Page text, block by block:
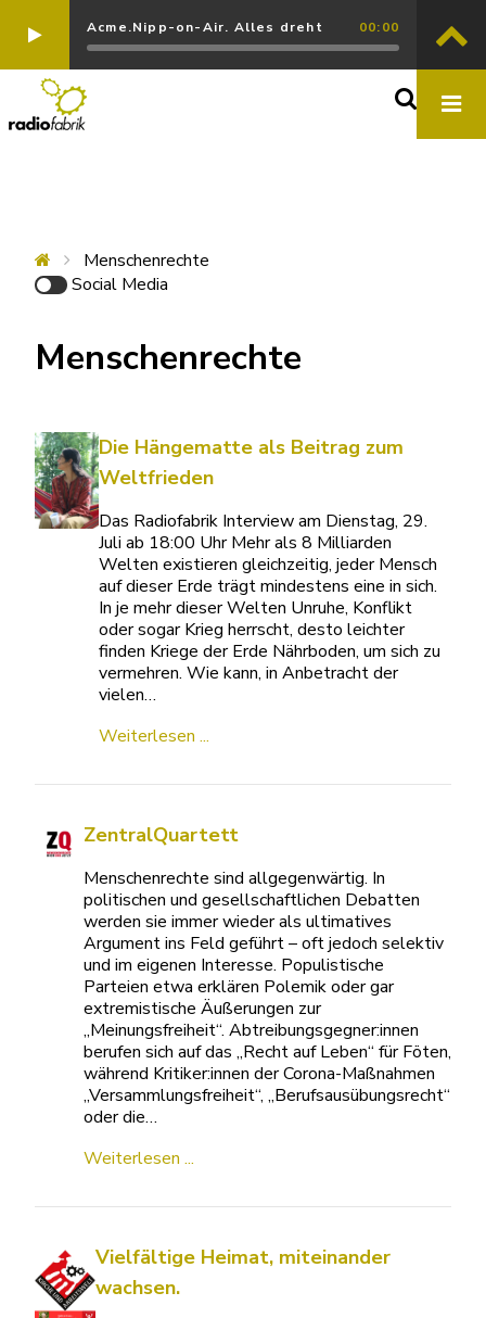
Acme.Nipp-on-Air. Alles dreht 00:00
Menschenrechte
Social Media
Menschenrechte
Die Hängematte als Beitrag zum
Weltfrieden
Das Radiofabrik Interview am Dienstag, 29.
Juli ab 18:00 Uhr Mehr als 8 Milliarden
Welten existieren gleichzeitig, jeder Mensch
auf dieser Erde trägt mindestens eine in sich.
In je mehr dieser Welten Unruhe, Konflikt
oder sogar Krieg herrscht, desto leichter
finden Kriege der Erde Nährboden, um sich zu
vermehren. Wie kann, in Anbetracht der
vielen…
Weiterlesen ...
ZentralQuartett
Menschenrechte sind allgegenwärtig. In
politischen und gesellschaftlichen Debatten
werden sie immer wieder als ultimatives
Argument ins Feld geführt – oft jedoch selektiv
und im eigenen Interesse. Populistische
Parteien etwa erklären Polemik oder gar
extremistische Äußerungen zur
„Meinungsfreiheit“. Abtreibungsgegner:innen
berufen sich auf das „Recht auf Leben“ für Föten,
während Kritiker:innen der Corona-Maßnahmen
„Versammlungsfreiheit“, „Berufsausübungsrecht“
oder die…
Weiterlesen ...
Vielfältige Heimat, miteinander
wachsen.